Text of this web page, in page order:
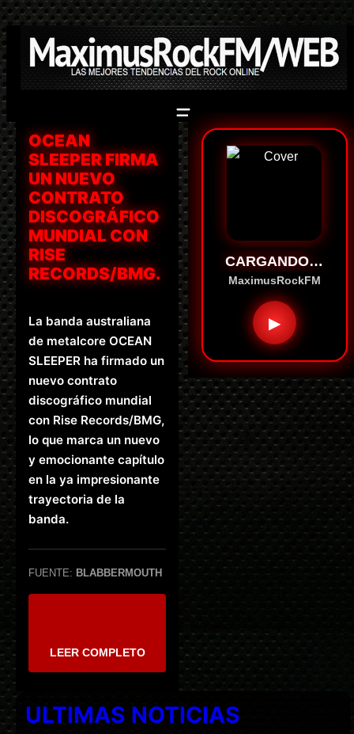
Saltar
al
contenido
OCEAN
SLEEPER FIRMA
UN NUEVO
CONTRATO
DISCOGRÁFICO
MUNDIAL CON
RISE
RECORDS/BMG.
La banda australiana
de metalcore OCEAN
SLEEPER ha firmado un
nuevo contrato
discográfico mundial
con Rise Records/BMG,
lo que marca un nuevo
y emocionante capítulo
en la ya impresionante
trayectoria de la
banda.
FUENTE: BLABBERMOUTH
LEER COMPLETO
CARGANDO…
MaximusRockFM
▶
ULTIMAS NOTICIAS